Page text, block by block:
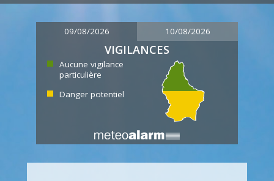
09/08/2026 10/08/2026
VIGILANCES
Aucune vigilance
particulière
Danger potentiel